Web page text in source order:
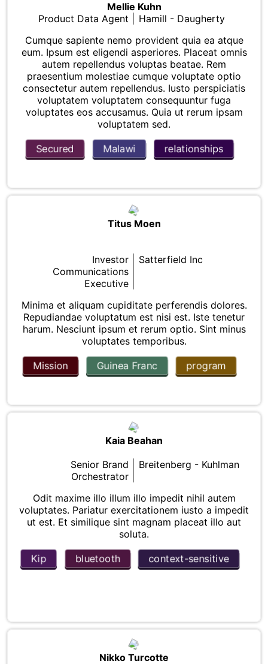
Mellie Kuhn
Product Data Agent
Hamill - Daugherty
Cumque sapiente nemo provident quia ea atque
eum. Ipsum est eligendi asperiores. Placeat omnis
autem repellendus voluptas beatae. Rem
praesentium molestiae cumque voluptate optio
consectetur autem repellendus. Iusto perspiciatis
voluptatem voluptatem consequuntur fuga
voluptates eos accusamus. Quia ut rerum ipsam
voluptatem sed.
Secured Malawi relationships
Titus Moen
Investor
Communications
Executive
Satterfield Inc
Minima et aliquam cupiditate perferendis dolores.
Repudiandae voluptatum est nisi est. Iste tenetur
harum. Nesciunt ipsum et rerum optio. Sint minus
voluptates temporibus.
Mission Guinea Franc program
Kaia Beahan
Senior Brand
Orchestrator
Breitenberg - Kuhlman
Odit maxime illo illum illo impedit nihil autem
voluptates. Pariatur exercitationem iusto a impedit
ut est. Et similique sint magnam placeat illo aut
soluta.
Kip bluetooth context-sensitive
Nikko Turcotte